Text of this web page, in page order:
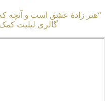
“هنر زادهٔ عشق است و آنچه
گالری لیلیت